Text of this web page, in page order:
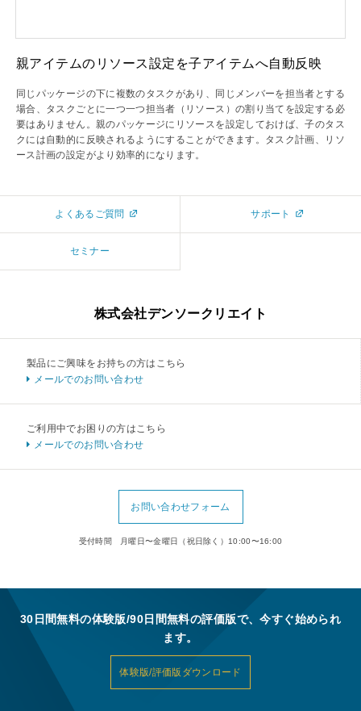
親アイテムのリソース設定を子アイテムへ自動反映
同じパッケージの下に複数のタスクがあり、同じメンバーを担当者とする
場合、タスクごとに一つ一つ担当者（リソース）の割り当てを設定する必
要はありません。親のパッケージにリソースを設定しておけば、子のタス
クには自動的に反映されるようにすることができます。タスク計画、リソ
ース計画の設定がより効率的になります。
よくあるご質問 サポート
セミナー
株式会社デンソークリエイト
製品にご興味をお持ちの方はこちら
メールでのお問い合わせ
ご利用中でお困りの方はこちら
メールでのお問い合わせ
お問い合わせフォーム
受付時間 月曜日〜金曜日（祝日除く）10:00〜16:00
30日間無料の体験版/90日間無料の評価版で、今すぐ始められ
ます。
体験版/評価版ダウンロード